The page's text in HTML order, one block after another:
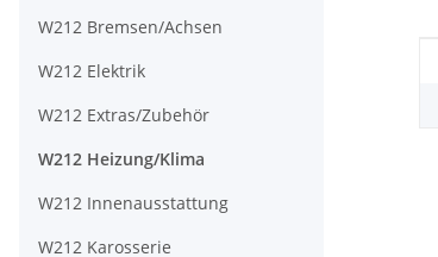
W212 Bremsen/Achsen
W212 Elektrik
W212 Extras/Zubehör
W212 Heizung/Klima
W212 Innenausstattung
W212 Karosserie